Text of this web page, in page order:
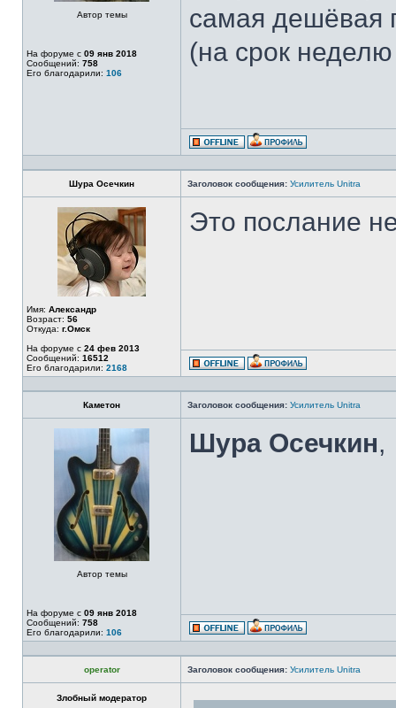
Автор темы
На форуме с 09 янв 2018
Сообщений: 758
Его благодарили: 106
самая дешёвая
(на срок
Шура Осечкин Заголовок сообщения: Усилитель Unitra
Имя: Александр
Возраст: 56
Откуда: г.Омск
На форуме с 24 фев 2013
Сообщений: 16512
Его благодарили: 2168
Это послание
Каметон Заголовок сообщения: Усилитель Unitra
Автор темы
На форуме с 09 янв 2018
Сообщений: 758
Его благодарили: 106
Шура Осечкин,
operator Заголовок сообщения: Усилитель Unitra
Злобный модератор